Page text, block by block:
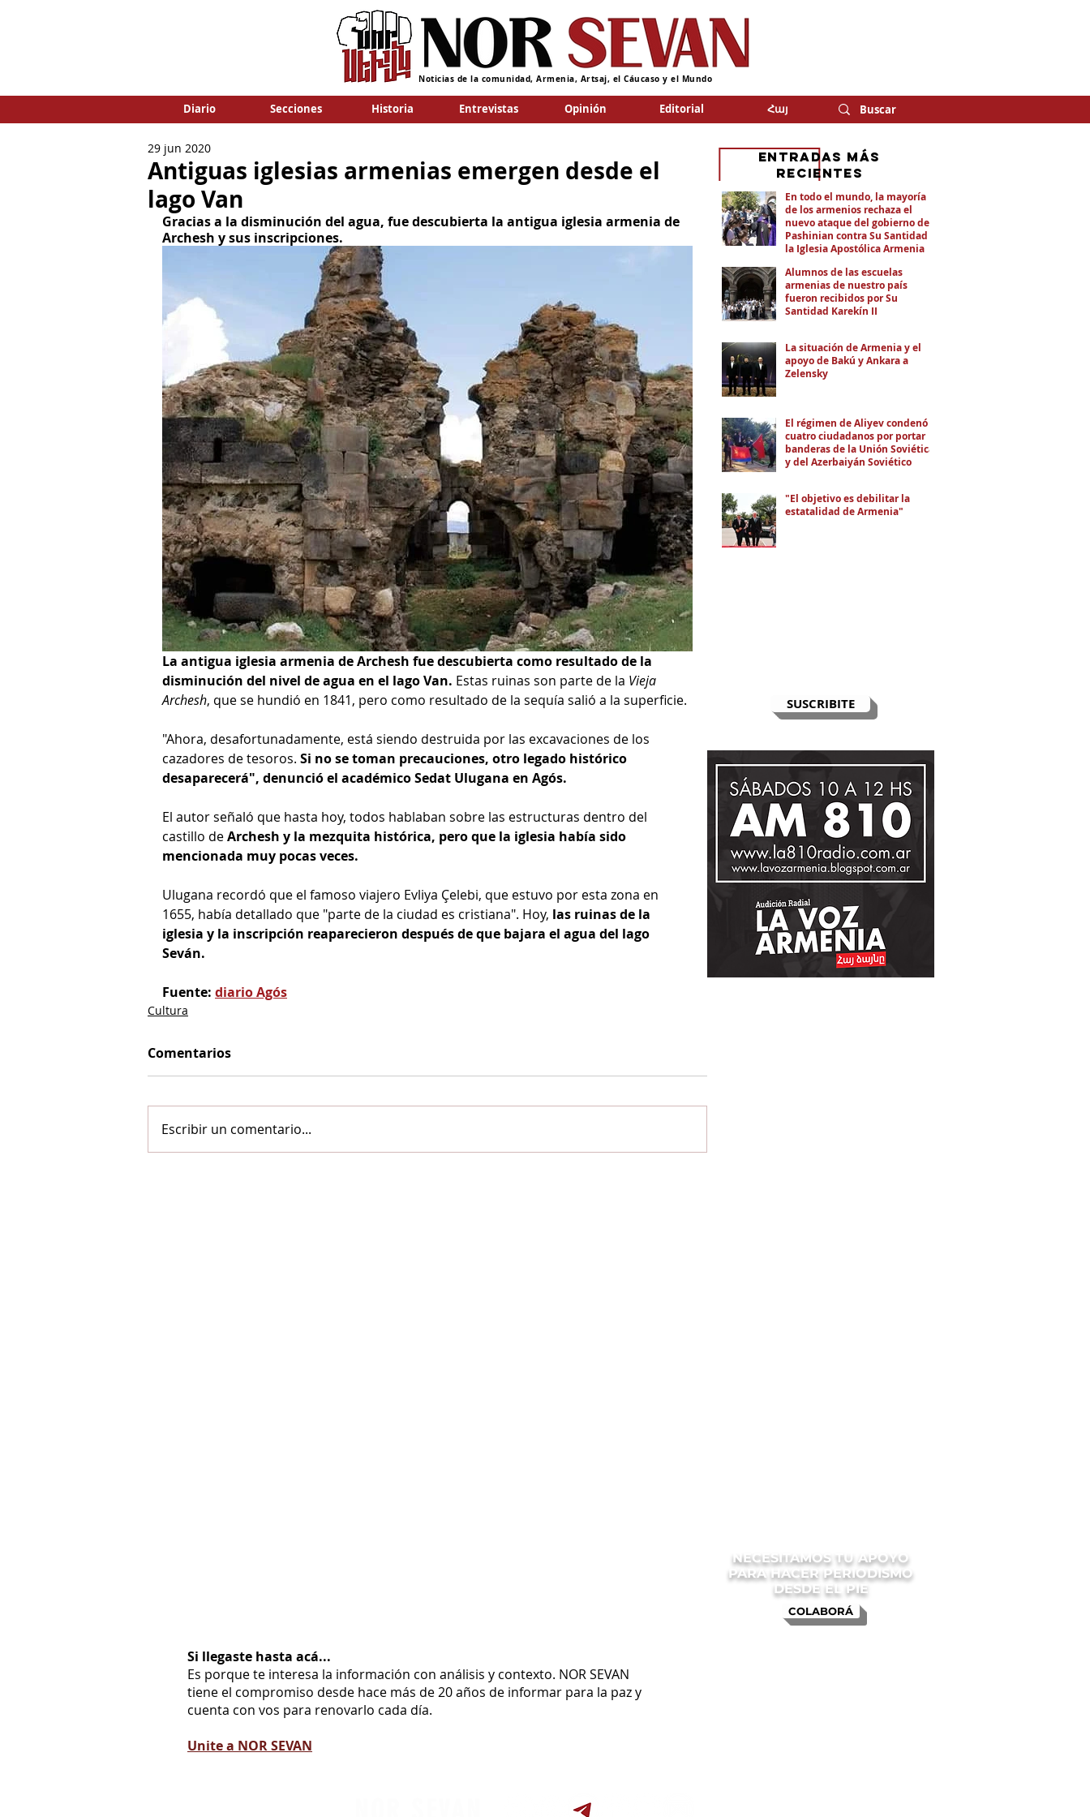
Noticias de la comunidad, Armenia, Artsaj, el Cáucaso y el Mundo
Diario Secciones Historia Entrevistas Opinión Editorial Հայ
Antiguas iglesias armenias emergen desde el
lago Van
29 jun 2020
Gracias a la disminución del agua, fue descubierta la antigua iglesia armenia de
Archesh y sus inscripciones.
La antigua iglesia armenia de Archesh fue descubierta como resultado de la
disminución del nivel de agua en el lago Van. Estas ruinas son parte de la Vieja
Archesh, que se hundió en 1841, pero como resultado de la sequía salió a la superficie.
"Ahora, desafortunadamente, está siendo destruida por las excavaciones de los
cazadores de tesoros. Si no se toman precauciones, otro legado histórico
desaparecerá", denunció el académico Sedat Ulugana en Agós.
El autor señaló que hasta hoy, todos hablaban sobre las estructuras dentro del
castillo de Archesh y la mezquita histórica, pero que la iglesia había sido
mencionada muy pocas veces.
Ulugana recordó que el famoso viajero Evliya Çelebi, que estuvo por esta zona en
1655, había detallado que "parte de la ciudad es cristiana". Hoy, las ruinas de la
iglesia y la inscripción reaparecieron después de que bajara el agua del lago
Seván.
Fuente: diario Agós
Cultura
Comentarios
Escribir un comentario...
SUSCRIBITE
En todo el mundo, la mayoría
de los armenios rechaza el
nuevo ataque del gobierno de
Pashinian contra Su Santidad y
la Iglesia Apostólica Armenia
Alumnos de las escuelas
armenias de nuestro país
fueron recibidos por Su
Santidad Karekín II
La situación de Armenia y el
apoyo de Bakú y Ankara a
Zelensky
El régimen de Aliyev condenó a
cuatro ciudadanos por portar
banderas de la Unión Soviética
y del Azerbaiyán Soviético
"El objetivo es debilitar la
estatalidad de Armenia"
eNTRADAS MÁS
RECIENTES
COLABORÁ
NECESITAMOS TU APOYO
PARA HACER PERIODISMO
DESDE EL PIE
Si llegaste hasta acá...
Es porque te interesa la información con análisis y contexto. NOR SEVAN
tiene el compromiso desde hace más de 20 años de informar para la paz y
cuenta con vos para renovarlo cada día.
Unite a NOR SEVAN